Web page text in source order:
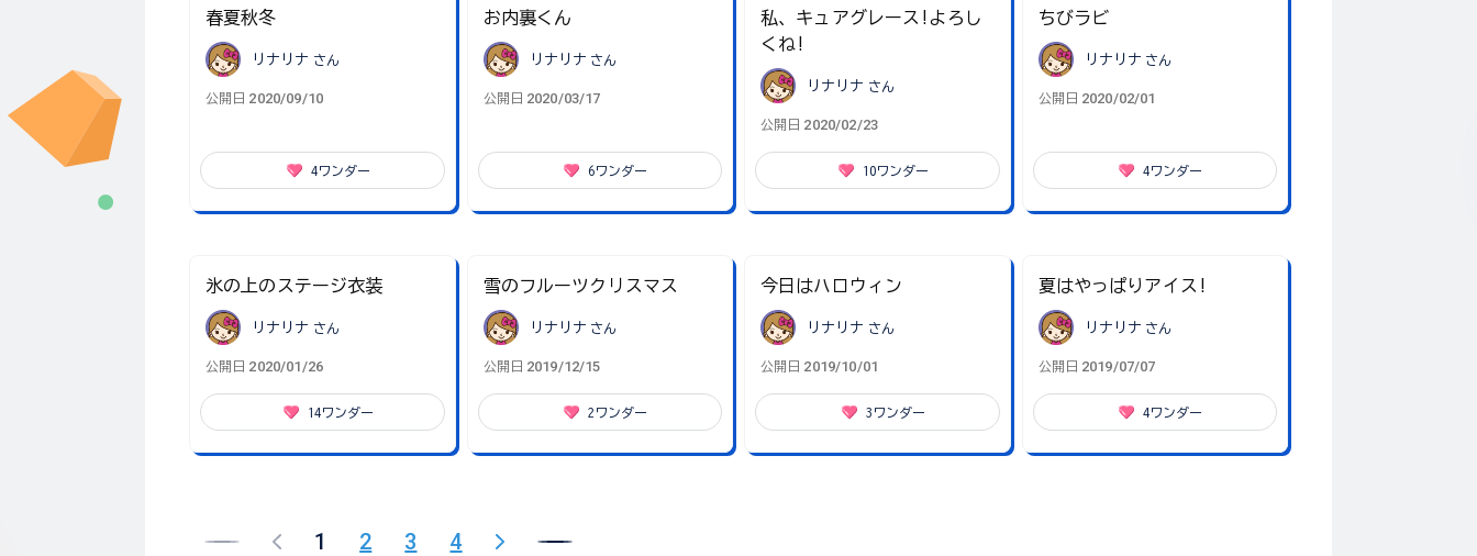
春夏秋冬
リナリナ さん
公開日 2020/09/10
4ワンダー
お内裏くん
リナリナ さん
公開日 2020/03/17
6ワンダー
私、キュアグレース!よろし
くね!
リナリナ さん
公開日 2020/02/23
10ワンダー
ちびラビ
リナリナ さん
公開日 2020/02/01
4ワンダー
氷の上のステージ衣装
リナリナ さん
公開日 2020/01/26
14ワンダー
雪のフルーツクリスマス
リナリナ さん
公開日 2019/12/15
2 ワンダー
今日はハロウィン
リナリナ さん
公開日 2019/10/01
3 ワンダー
夏はやっぱりアイス!
リナリナ さん
公開日 2019/07/07
4ワンダー
1 2 3 4